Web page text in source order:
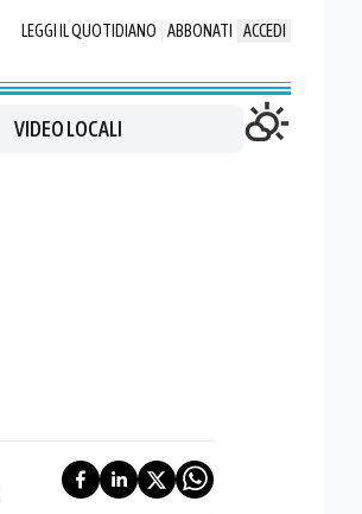
LEGGI IL QUOTIDIANO ABBONATI ACCEDI
VIDEO LOCALI